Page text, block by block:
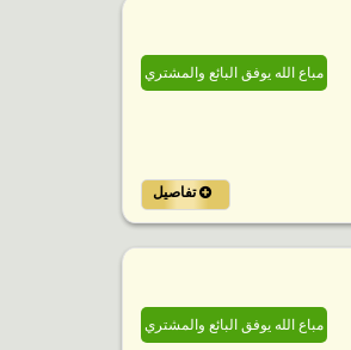
مباع الله يوفق البائع والمشتري
تفاصيل
مباع الله يوفق البائع والمشتري